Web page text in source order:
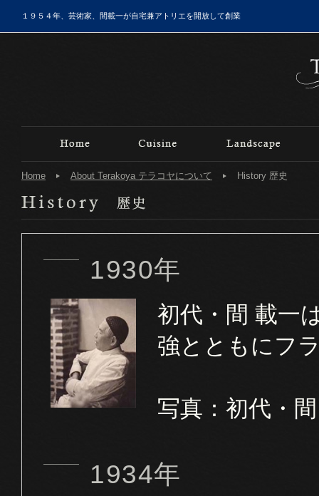
１９５４年、芸術家、間載一が自宅兼アトリエを開放して創業
Home About Terakoya テラコヤについて History 歴史
1930年
初代・間 載一
強とともにフ
写真：初代・
1934年